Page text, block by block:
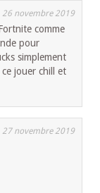
26 novembre 2019
comme
pour
simplement
jouer chill et
27 novembre 2019